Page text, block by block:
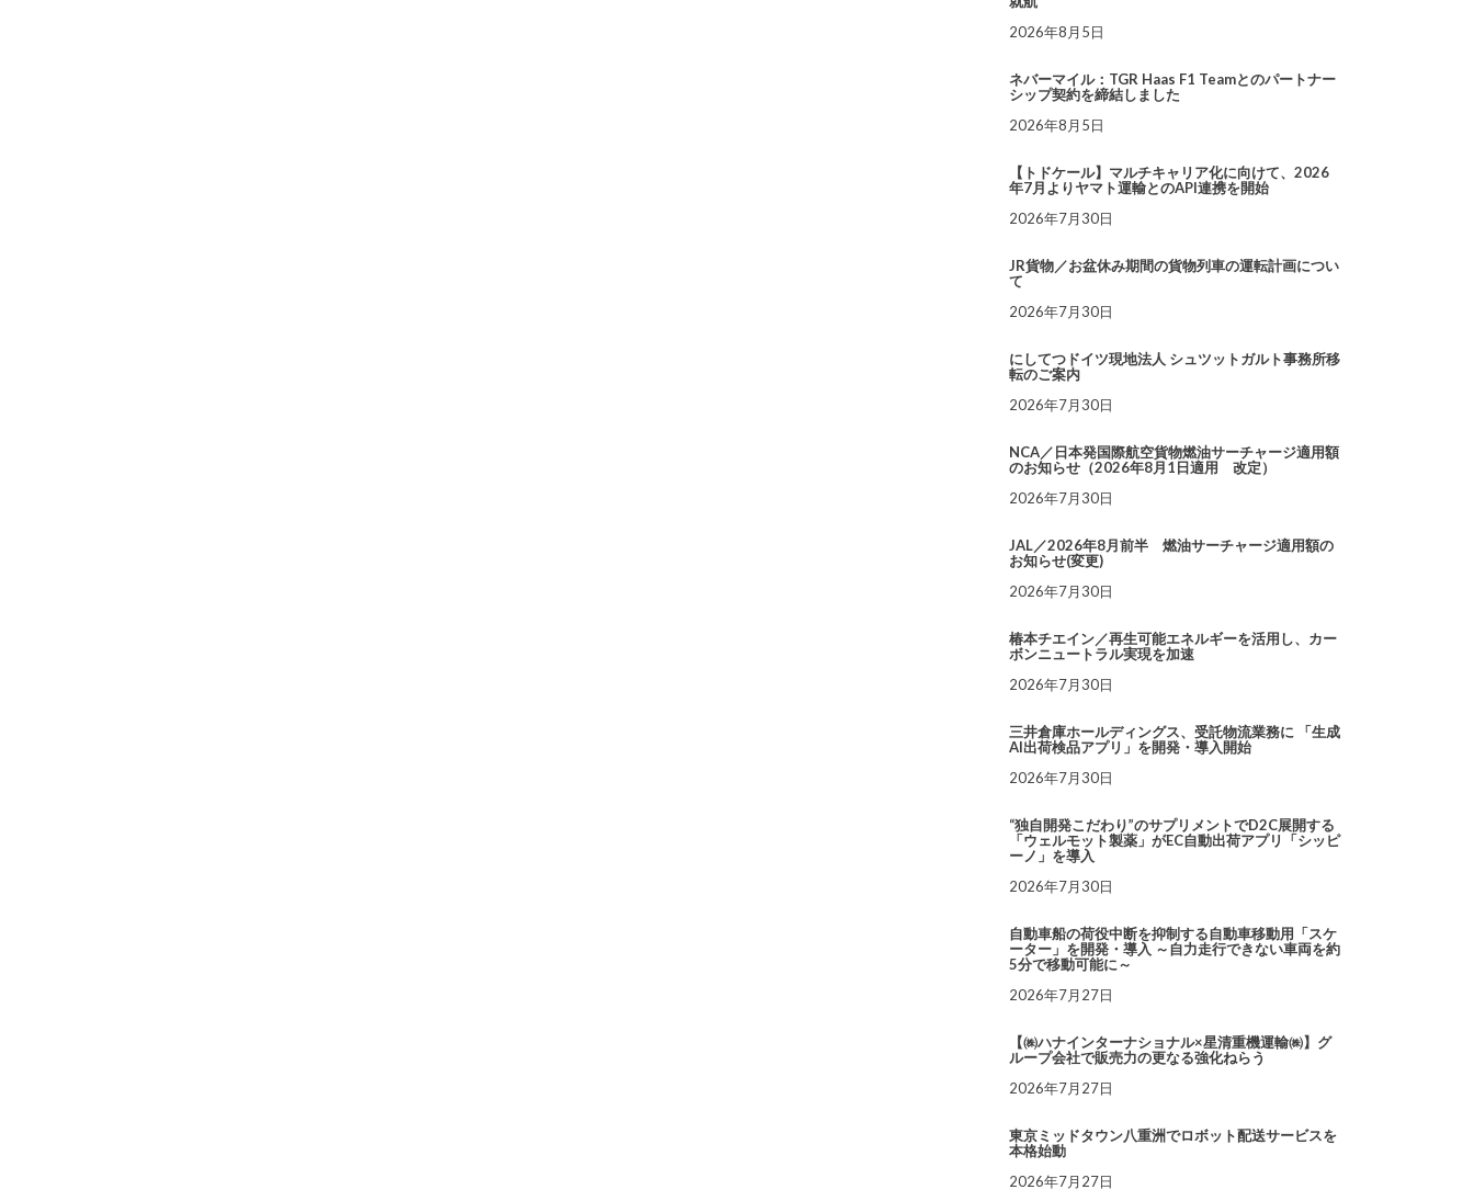
2026年8月5日
ネバーマイル：TGR Haas F1 Teamとのパートナー
シップ契約を締結しました
2026年8月5日
【トドケール】マルチキャリア化に向けて、2026
年7月よりヤマト運輸とのAPI連携を開始
2026年7月30日
JR貨物／お盆休み期間の貨物列車の運転計画につい
て
2026年7月30日
にしてつドイツ現地法人 シュツットガルト事務所移
転のご案内
2026年7月30日
NCA／日本発国際航空貨物燃油サーチャージ適用額
のお知らせ（2026年8月1日適用 改定）
2026年7月30日
JAL／2026年8月前半 燃油サーチャージ適用額の
お知らせ(変更)
2026年7月30日
椿本チエイン／再生可能エネルギーを活用し、カー
ボンニュートラル実現を加速
2026年7月30日
三井倉庫ホールディングス、受託物流業務に 「生成
AI出荷検品アプリ」を開発・導入開始
2026年7月30日
“独自開発こだわり”のサプリメントでD2C展開する
「ウェルモット製薬」がEC自動出荷アプリ「シッピ
ーノ」を導入
2026年7月30日
自動車船の荷役中断を抑制する自動車移動用「スケ
ーター」を開発・導入 ～自力走行できない車両を約
5分で移動可能に～
2026年7月27日
【㈱ハナインターナショナル×星清重機運輸㈱】グ
ループ会社で販売力の更なる強化ねらう
2026年7月27日
東京ミッドタウン八重洲でロボット配送サービスを
本格始動
2026年7月27日